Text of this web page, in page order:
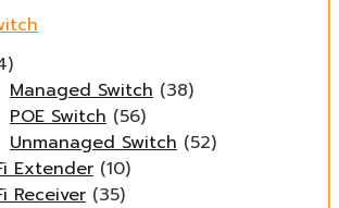
Managed Switch (38)
POE Switch (56)
Unmanaged Switch (52)
Extender (10)
Receiver (35)